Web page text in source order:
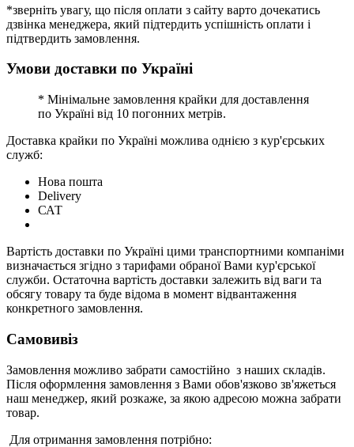
*зверніть увагу, що після оплати з сайту варто дочекатись
дзвінка менеджера, який підтердить успішність оплати і
підтвердить замовлення.
Умови доставки по Україні
* Мінімальне замовлення крайки для доставлення
по Україні від 10 погонних метрів.
Доставка крайки по Україні можлива однією з кур'єрських
служб:
Нова пошта
Delivery
САТ
Вартість доставки по Україні цими транспортними компаніми
визначається згідно з тарифами обраної Вами кур'єрської
служби. Остаточна вартість доставки залежить від ваги та
обсягу товару та буде відома в момент відвантаження
конкретного замовлення.
Самовивіз
Замовлення можливо забрати самостійно з наших складів.
Після оформлення замовлення з Вами обов'язково зв'яжеться
наш менеджер, який розкаже, за якою адресою можна забрати
товар.
Для отримання замовлення потрібно: